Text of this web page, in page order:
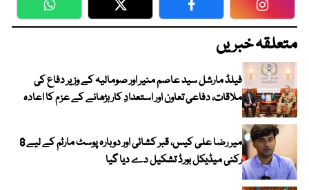
WhatsApp Twitter Facebook
متعلقہ خبریں
فیلڈ مارشل سید عاصم منیر اور صومالیہ کے وزیر دفاع کی
ملاقات، دفاعی تعاون اور استعدادِ کار بڑھانے کے عزم کا اعادہ
میر رضا علی کیس، قبر کشائی اور دوبارہ پوسٹ مارٹم کے لیے 8
رکنی میڈیکل بورڈ تشکیل دے دیا گیا